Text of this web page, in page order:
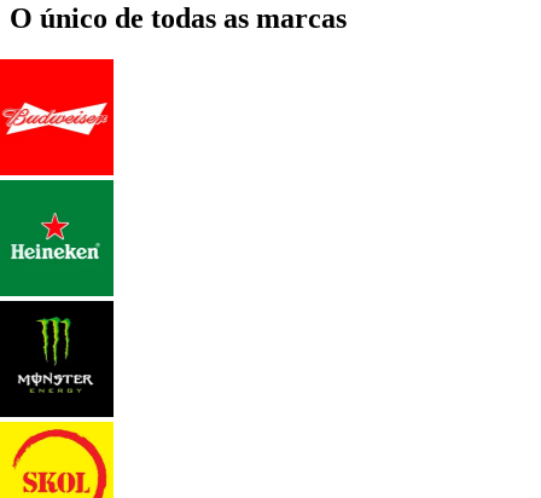
O único de todas as marcas